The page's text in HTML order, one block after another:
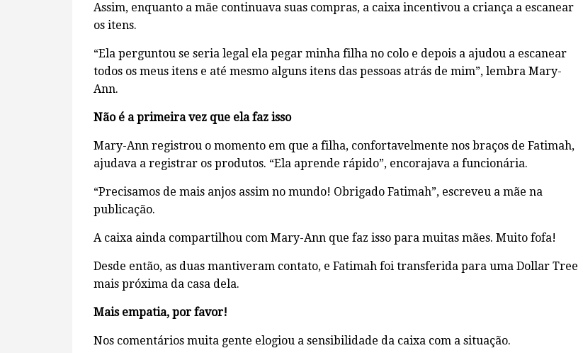
Assim, enquanto a mãe continuava suas compras, a caixa incentivou a criança a escanear
os itens.
“Ela perguntou se seria legal ela pegar minha filha no colo e depois a ajudou a escanear
todos os meus itens e até mesmo alguns itens das pessoas atrás de mim”, lembra Mary-
Ann.
Não é a primeira vez que ela faz isso
Mary-Ann registrou o momento em que a filha, confortavelmente nos braços de Fatimah,
ajudava a registrar os produtos. “Ela aprende rápido”, encorajava a funcionária.
“Precisamos de mais anjos assim no mundo! Obrigado Fatimah”, escreveu a mãe na
publicação.
A caixa ainda compartilhou com Mary-Ann que faz isso para muitas mães. Muito fofa!
Desde então, as duas mantiveram contato, e Fatimah foi transferida para uma Dollar Tree
mais próxima da casa dela.
Mais empatia, por favor!
Nos comentários muita gente elogiou a sensibilidade da caixa com a situação.